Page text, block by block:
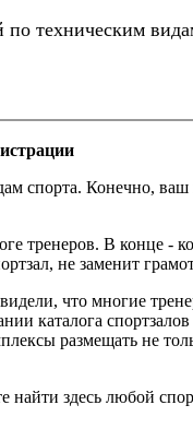
по техническим
Конечно, ваш
тренеров. В конце -
не заменит
что многие
каталога
размещать не
здесь любой